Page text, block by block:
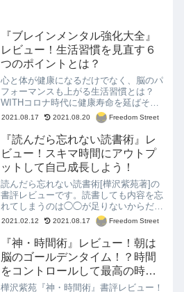
『ブレインメンタル強化大全』
レビュー！生活習慣を見直す６
つのポイントとは？
心と体が健康になるだけでなく、脳のパ
フォーマンスも上がる生活習慣とは？
WITHコロナ時代に健康寿命を延ばそ
う！
2021.08.17 2021.08.20 Freedom Street
『読んだら忘れない読書術』レ
ビュー！スキマ時間にアウトプ
ットして自己成長しよう！
読んだら忘れない読書術[樺沢紫苑著]の
書評レビューです。読書しても内容を忘
れてしまうのは◯◯が足りないからだっ
た！？スキマ時間を活用して、忙しい人
でもできる読書術を紹介。
2021.02.12 2021.08.17 Freedom Street
『神・時間術』レビュー！朝は
脳のゴールデンタイム！？時間
をコントロールして最高の時短
を手に入れる！
樺沢紫苑『神・時間術』書評レビュー！